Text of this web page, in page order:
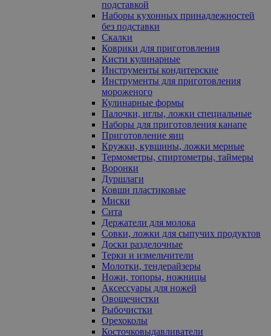
подставкой
Наборы кухонных принадлежностей
без подставки
Скалки
Коврики для приготовления
Кисти кулинарные
Инструменты кондитерские
Инструменты для приготовления
мороженого
Кулинарные формы
Палочки, иглы, ложки специальные
Наборы для приготовления канапе
Приготовление яиц
Кружки, кувшины, ложки мерные
Термометры, спиртометры, таймеры
Воронки
Дуршлаги
Ковши пластиковые
Миски
Сита
Держатели для молока
Совки, ложки для сыпучих продуктов
Доски разделочные
Терки и измельчители
Молотки, тендерайзеры
Ножи, топоры, ножницы
Аксессуары для ножей
Овощечистки
Рыбочистки
Орехоколы
Косточковыдавливатели